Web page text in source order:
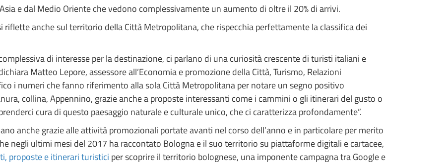
e dal Medio Oriente che vedono complessivamente un aumento di oltre il 20% di arrivi.
riflette anche sul territorio della Città Metropolitana, che rispecchia perfettamente la classifica dei
di interesse per la destinazione, ci parlano di una curiosità crescente di turisti italiani e
Matteo Lepore, assessore all’Economia e promozione della Città, Turismo, Relazioni
i numeri che fanno riferimento alla sola Città Metropolitana per notare un segno positivo
collina, Appennino, grazie anche a proposte interessanti come i cammini o gli itinerari del gusto o
cura di questo paesaggio naturale e culturale unico, che ci caratterizza profondamente”.
anche grazie alle attività promozionali portate avanti nel corso dell’anno e in particolare per merito
negli ultimi mesi del 2017 ha raccontato Bologna e il suo territorio su piattaforme digitali e cartacee,
proposte e itinerari turistici per scoprire il territorio bolognese, una imponente campagna tra Google e